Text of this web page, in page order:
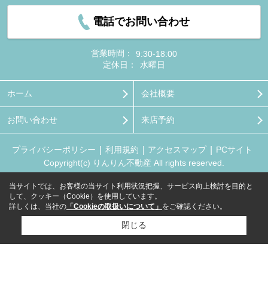
電話でお問い合わせ
営業時間：
9:30-18:00
定休日：
水曜日
ホーム 会社概要
お問い合わせ 来店予約
プライバシーポリシー 利用規約 アクセスマップ
PCサイト
Copyright(c) りんりん不動産 All rights reserved.
当サイトでは、お客様の当サイト利用状況把握、サービス向上検討を目的と
して、クッキー（Cookie）を使用しています。
詳しくは、当社の 「Cookieの取扱いについて」 をご確認ください。
閉じる